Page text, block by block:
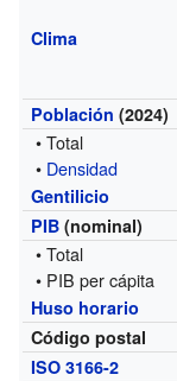
Clima
Población (2024)
• Total
• Densidad
Gentilicio
PIB (nominal)
• Total
• PIB per cápita
Huso horario
Código postal
ISO 3166-2